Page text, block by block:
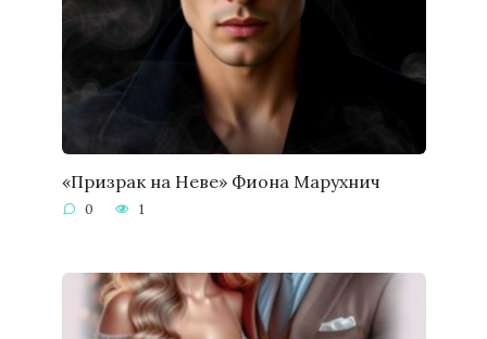
«Призрак на Неве» Фиона Марухнич
0 1